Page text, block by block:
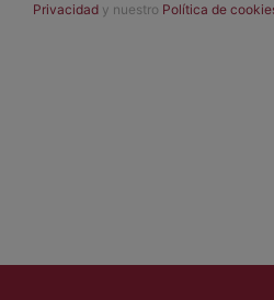
Privacidad y nuestro Política de